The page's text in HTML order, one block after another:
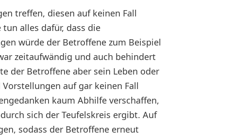
treffen, diesen auf keinen Fall
alles dafür, dass die
würde der Betroffene zum Beispiel
zeitaufwändig und auch behindert
der Betroffene aber sein Leben oder
auf gar keinen Fall
kaum Abhilfe verschaffen,
sich der Teufelskreis ergibt. Auf
sodass der Betroffene erneut